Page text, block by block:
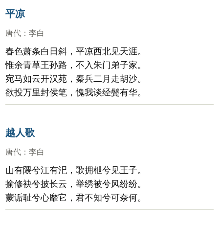
平凉
唐代 ： 李白
春色萧条白日斜，平凉西北见天涯。
惟余青草王孙路，不入朱门弟子家。
宛马如云开汉苑，秦兵二月走胡沙。
欲投万里封侯笔，愧我谈经鬓有华。
越人歌
唐代 ： 李白
山有隈兮江有汜，歌拥枻兮见王子。
揄修袂兮披长云，举绣被兮风纷纷。
蒙诟耻兮心靡它，君不知兮可奈何。